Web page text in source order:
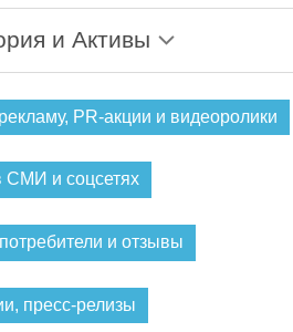
среду и увеличить
связь с людьми,
человечества.
и Активы
PR-акции и видеоролики
СМИ и соцсетях
и отзывы
пресс-релизы